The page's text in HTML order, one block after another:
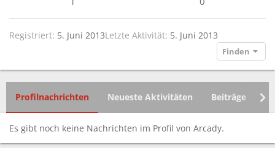
Registriert 5. Juni 2013Letzte Aktivität 5. Juni 2013
Finden
Profilnachrichten Neueste Aktivitäten Beiträge
Es gibt noch keine Nachrichten im Profil von Arcady.